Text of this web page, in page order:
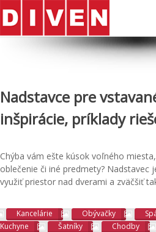
Nadstavce pre
inšpirácie, príklady
Chýba vám ešte kúsok voľného
oblečenie či iné predmety? Nadstavec
využiť priestor nad dverami a zväčšiť
Kancelárie Obývačky
Kuchyne
Šatníky Chodby